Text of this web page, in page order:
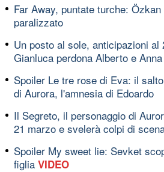
Far Away, puntate turche:
paralizzato
Un posto al sole, anticipazioni
Gianluca perdona Alberto e Anna
Spoiler Le tre rose di Eva: il
di Aurora, l'amnesia di Edoardo
Il Segreto, il personaggio di
21 marzo e svelerà colpi di
Spoiler My sweet lie: Sevket
figlia VIDEO